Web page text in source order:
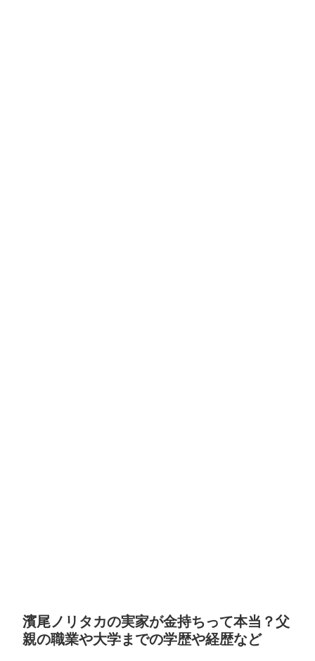
濱尾ノリタカの実家が金持ちって本当？父
親の職業や大学までの学歴や経歴など